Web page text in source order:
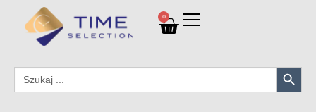
0
Search
for:
Search Button